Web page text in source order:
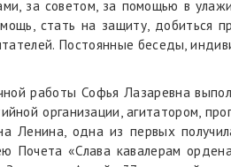
за советом, за помощью в
стать на защиту, добиться
Постоянные беседы,
работы Софья Лазаревна
организации, агитатором,
Ленина, одна из первых
Почета «Слава кавалерам